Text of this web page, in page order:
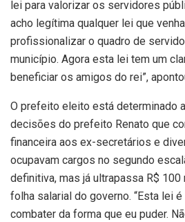
lei para valorizar os servidores
acho legítima qualquer lei que
profissionalizar o quadro de
município. Agora esta lei tem um
beneficiar os amigos do rei”,
O prefeito eleito está determinado
decisões do prefeito Renato que
financeira aos ex-secretários e
ocupavam cargos no segundo
definitiva, mas já ultrapassa R$
folha salarial do governo. “Esta lei
combater da forma que eu puder.